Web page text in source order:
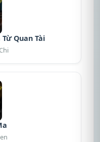
Quan Tài